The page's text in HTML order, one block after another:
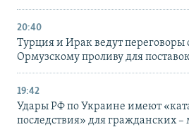
20:40
Турция и Ирак ведут переговоры
Ормузскому проливу для
19:42
Удары РФ по Украине имеют
последствия» для гражданских